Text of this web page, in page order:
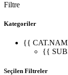
Filtre
Kategoriler
{{
{{
Seçilen Filtreler